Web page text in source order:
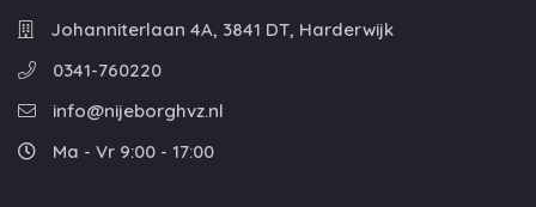
Johanniterlaan 4A, 3841 DT, Harderwijk
0341-760220
info@nijeborghvz.nl
Ma - Vr 9:00 - 17:00